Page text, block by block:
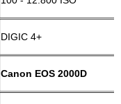
DIGIC 4+
Canon EOS 2000D